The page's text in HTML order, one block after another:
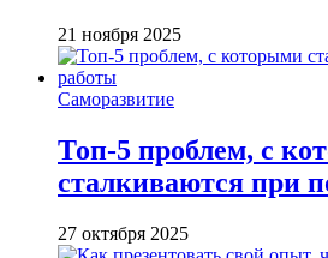
21 ноября 2025
Саморазвитие
Топ-5 проблем, с
сталкиваются при
27 октября 2025